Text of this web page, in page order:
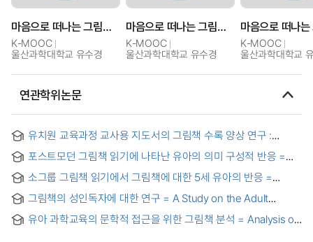
마음으로 떠나는 그림책 여행
K-MOOC
울산과학대학교 유수경
마음으로 떠나는 그림책 여행
K-MOOC
울산과학대학교 유수경
K-MOOC
울산과학대학교
연관학위논문
유치원 교육과정 교사용 지도서의 그림책 수록 양상 연구 :
(A) study on the contain aspect of picture book used in
teacher's guidebook of kindergarten curriculum : focused
on curriculum of 2007, and NURI(2012, 2013)
포스트모던 그림책 읽기에 나타난 유아의 의미 구성적 반응 =
of Postmodern Picturebooks
소그룹 그림책 읽기에서 그림책에 대한 5세 유아의 반응 =
discussion
그림책의 성인독자에 대한 연구 = A Study on the Adult
유아 과학교육의 문학적 접근을 위한 그림책 분석 = Analysis of